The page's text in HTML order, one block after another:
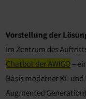
Vorstellung der
Im Zentrum des
Chatbot der AWIGO –
Basis moderner KI-
Augmented